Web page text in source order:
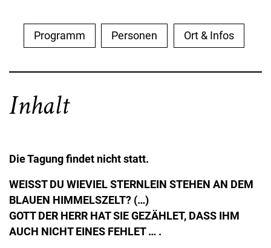
Programm Personen Ort & Infos
Inhalt
Die Tagung findet nicht statt.
WEISST DU WIEVIEL STERNLEIN STEHEN AN DEM
BLAUEN HIMMELSZELT? (…)
GOTT DER HERR HAT SIE GEZÄHLET, DASS IHM
AUCH NICHT EINES FEHLET … .